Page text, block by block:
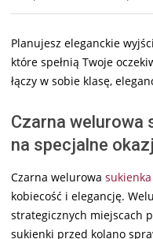
Planujesz eleganckie
które spełnią Twoje
łączy w sobie klasę,
Czarna welurowa
na specjalne
Czarna welurowa sukienka
kobiecość i elegancję.
strategicznych miejscach
sukienki przed kolano